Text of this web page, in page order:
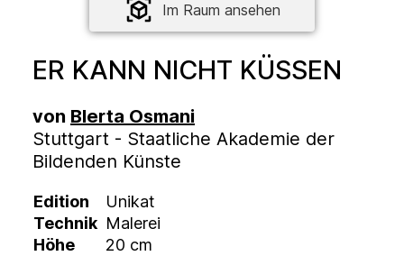
Im Raum ansehen
ER KANN NICHT KÜSSEN
von Blerta Osmani
Stuttgart - Staatliche Akademie der
Bildenden Künste
Edition
Unikat
Technik Malerei
Höhe
20 cm